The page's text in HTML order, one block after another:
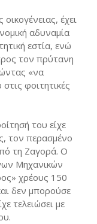
έχει
αδυναμία
εστία, ενώ
τον πρύτανη
«να
φοιτητικές
του είχε
τον περασμένο
τη Ζαγορά. Ο
Μηχανικών
χρέους 150
δεν μπορούσε
τελειώσει με